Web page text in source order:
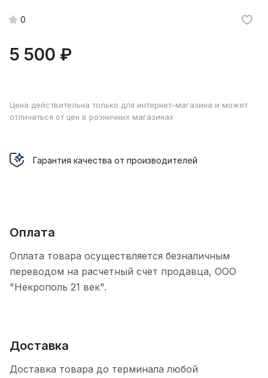
0
5 500 ₽
Цена действительна только для интернет-магазина и может
отличаться от цен в розничных магазинах
Гарантия качества от производителей
Оплата
Оплата товара осуществляется безналичным
переводом на расчетный счет продавца, ООО
"Некрополь 21 век".
Доставка
Доставка товара до терминала любой